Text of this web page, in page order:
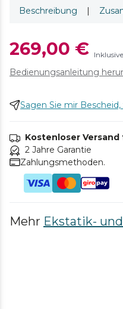
Beschreibung |
269,00 €
Bedienungsanleitung
Sagen Sie mir
Kostenloser
2 Jahre Garantie
Zahlungsmethoden.
Mehr Ekstatik-